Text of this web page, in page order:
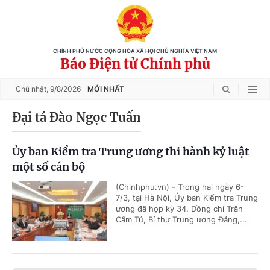
CHÍNH PHỦ NƯỚC CỘNG HÒA XÃ HỘI CHỦ NGHĨA VIỆT NAM
Báo Điện tử Chính phủ
Chủ nhật, 9/8/2026 MỚI NHẤT
Đại tá Đào Ngọc Tuấn
Ủy ban Kiểm tra Trung ương thi hành kỷ luật
một số cán bộ
(Chinhphu.vn) - Trong hai ngày 6-
7/3, tại Hà Nội, Ủy ban Kiểm tra Trung
ương đã họp kỳ 34. Đồng chí Trần
Cẩm Tú, Bí thư Trung ương Đảng,...